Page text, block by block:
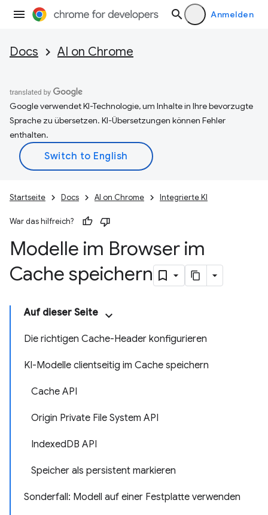
Anmelden
Docs AI on Chrome
Google verwendet KI-Technologie, um Inhalte in Ihre bevorzugte
Sprache zu übersetzen. KI-Übersetzungen können Fehler
enthalten.
Startseite Docs AI on Chrome Integrierte KI
War das hilfreich?
Modelle im Browser im
Cache speichern
Auf dieser Seite
Die richtigen Cache-Header konfigurieren
KI-Modelle clientseitig im Cache speichern
Cache API
Origin Private File System API
IndexedDB API
Speicher als persistent markieren
Sonderfall: Modell auf einer Festplatte verwenden